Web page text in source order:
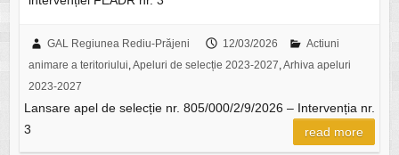
GAL Regiunea Rediu-Prăjeni 12/03/2026
Actiuni
animare a teritoriului,Apeluri de selecție 2023-2027,Arhiva apeluri
2023-2027
Lansare apel de selecție nr. 805/000/2/9/2026 – Intervenția nr.
3
read more